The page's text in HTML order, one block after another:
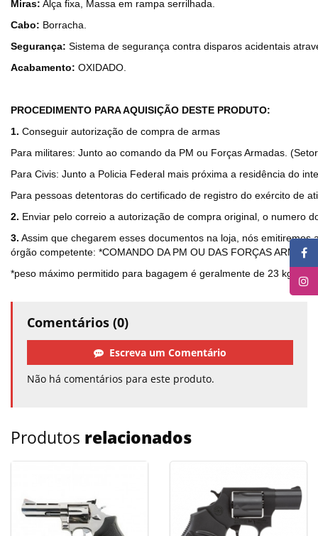
Miras: Alça fixa, Massa em rampa serrilhada.
Cabo: Borracha.
Segurança: Sistema de segurança contra disparos acidentais
Acabamento: OXIDADO.
PROCEDIMENTO PARA AQUISIÇÃO DESTE PRODUTO:
1. Conseguir autorização de compra de armas
Para militares: Junto ao comando da PM ou Forças Armadas.
Para Civis: Junto a Policia Federal mais próxima a residência do
Para pessoas detentoras do certificado de registro do exército de
2. Enviar pelo correio a autorização de compra original, o numero
3. Assim que chegarem esses documentos na loja, nós
órgão competente: *COMANDO DA PM OU DAS FORÇAS
*peso máximo permitido para bagagem é geralmente de 23 kg
Comentários (0)
Escreva um Comentário
Não há comentários para este produto.
Produtos relacionados